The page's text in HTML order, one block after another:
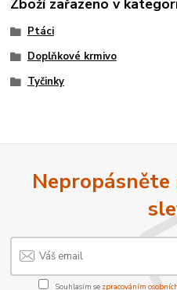
Zboží zařazeno v
Ptáci
Doplňkové krmivo
Tyčinky
Nepropásněte
Souhlasím se zpracováním